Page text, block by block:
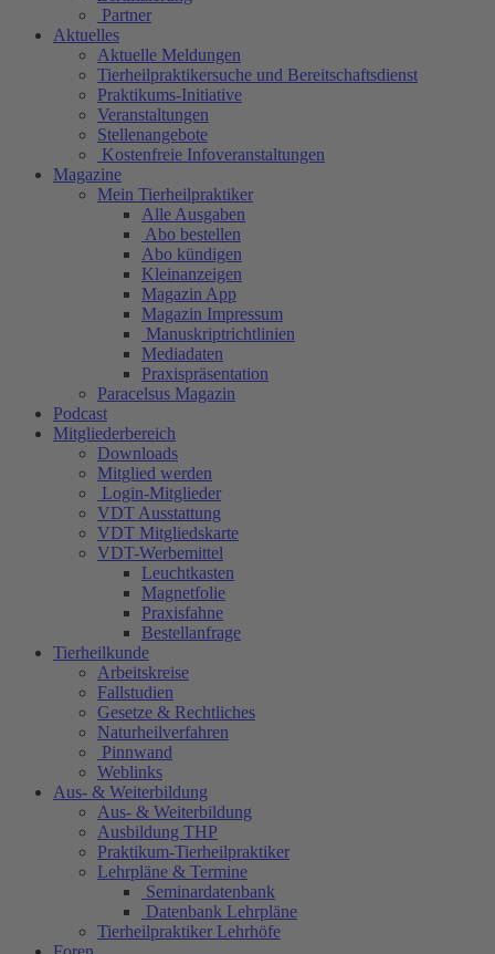
Partner
Aktuelles
Aktuelle Meldungen
Tierheilpraktikersuche und Bereitschaftsdienst
Praktikums-Initiative
Veranstaltungen
Stellenangebote
Kostenfreie Infoveranstaltungen
Magazine
Mein Tierheilpraktiker
Alle Ausgaben
Abo bestellen
Abo kündigen
Kleinanzeigen
Magazin App
Magazin Impressum
Manuskriptrichtlinien
Mediadaten
Praxispräsentation
Paracelsus Magazin
Podcast
Mitgliederbereich
Downloads
Mitglied werden
Login-Mitglieder
VDT Ausstattung
VDT Mitgliedskarte
VDT-Werbemittel
Leuchtkasten
Magnetfolie
Praxisfahne
Bestellanfrage
Tierheilkunde
Arbeitskreise
Fallstudien
Gesetze & Rechtliches
Naturheilverfahren
Pinnwand
Weblinks
Aus- & Weiterbildung
Aus- & Weiterbildung
Ausbildung THP
Praktikum-Tierheilpraktiker
Lehrpläne & Termine
Seminardatenbank
Datenbank Lehrpläne
Tierheilpraktiker Lehrhöfe